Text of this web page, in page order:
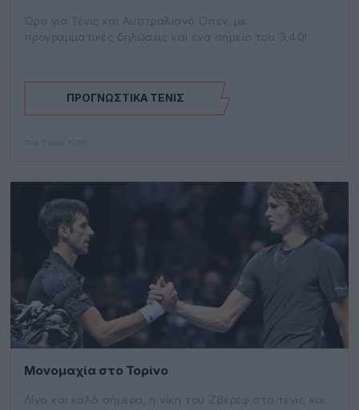
Ώρα για Τένις και Αυστραλιανό Όπεν, με
προγραμματικές δηλώσεις και ένα σημείο του 3,40!
ΠΡΟΓΝΩΣΤΙΚΆ ΤΈΝΙΣ
Μονομαχία στο Τορίνο
Λίγα και καλά σήμερα, η νίκη του Ζβέρεφ στο τένις και